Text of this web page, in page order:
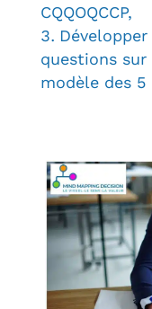
CQQOQCCP,
questions
modèle des 5